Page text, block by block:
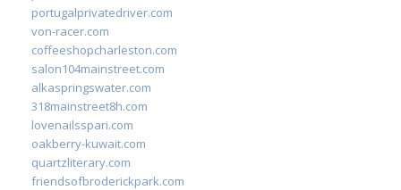
portugalprivatedriver.com
von-racer.com
coffeeshopcharleston.com
salon104mainstreet.com
alkaspringswater.com
318mainstreet8h.com
lovenailsspari.com
oakberry-kuwait.com
quartzliterary.com
friendsofbroderickpark.com